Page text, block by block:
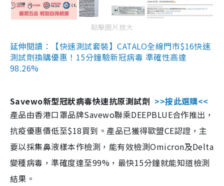
點擊圖片放大
延伸閱讀：【快速測試套裝】CATALO全線門市$16快速
測試劑換購優惠！15分鐘驗新冠病毒 準確性高達
98.26%
Savewo新型冠狀病毒快速抗原測試劑 >>按此選購<<
產品由香港口罩品牌Savewo聯乘DEEPBLUE合作推出，
抗疫優惠價低至$18買到。產品已獲得歐盟CE認證，主
要以採集鼻液樣本作檢測，能有效檢測Omicron及Delta
變種病毒，準確度達至99%，最快15分鐘就能知道檢測
結果。